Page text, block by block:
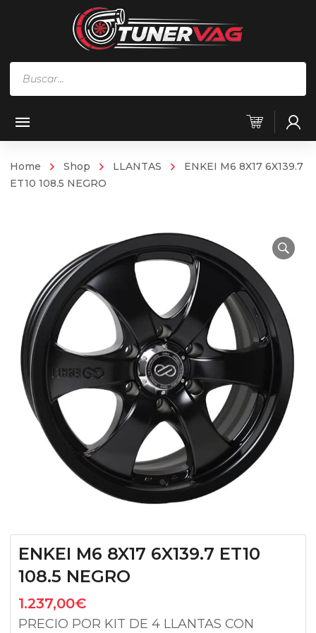
Home Shop LLANTAS
ENKEI M6 8X17 6X139.7
ET10 108.5 NEGRO
ENKEI M6 8X17 6X139.7 ET10
108.5 NEGRO
1.237,00€
PRECIO POR KIT DE 4 LLANTAS CON